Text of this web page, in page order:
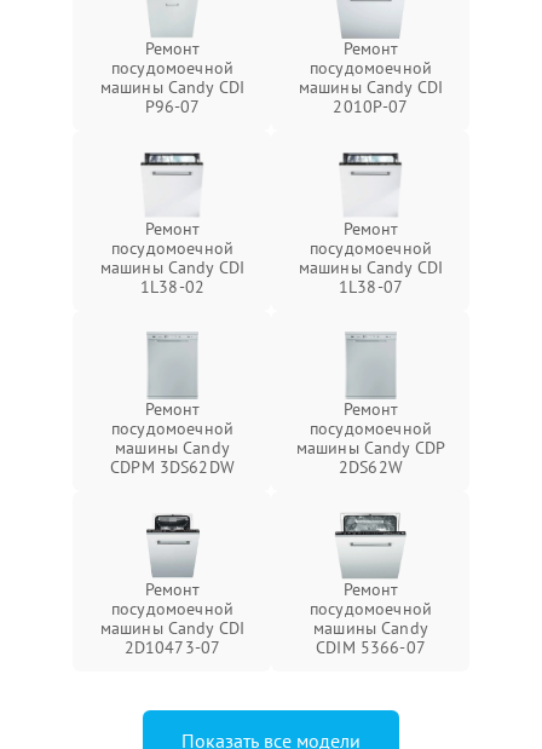
Ремонт
посудомоечной
машины Candy CDI
P96-07
Ремонт
посудомоечной
машины Candy CDI
2010P-07
Ремонт
посудомоечной
машины Candy CDI
1L38-02
Ремонт
посудомоечной
машины Candy CDI
1L38-07
Ремонт
посудомоечной
машины Candy
CDPM 3DS62DW
Ремонт
посудомоечной
машины Candy CDP
2DS62W
Ремонт
посудомоечной
машины Candy CDI
2D10473-07
Ремонт
посудомоечной
машины Candy
CDIM 5366-07
Показать все модели